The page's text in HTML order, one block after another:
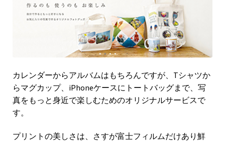
カレンダーからアルバムはもちろんですが、Tシャツか
らマグカップ、iPhoneケースにトートバッグまで、写
真をもっと身近で楽しむためのオリジナルサービスで
す。
プリントの美しさは、さすが富士フィルムだけあり鮮